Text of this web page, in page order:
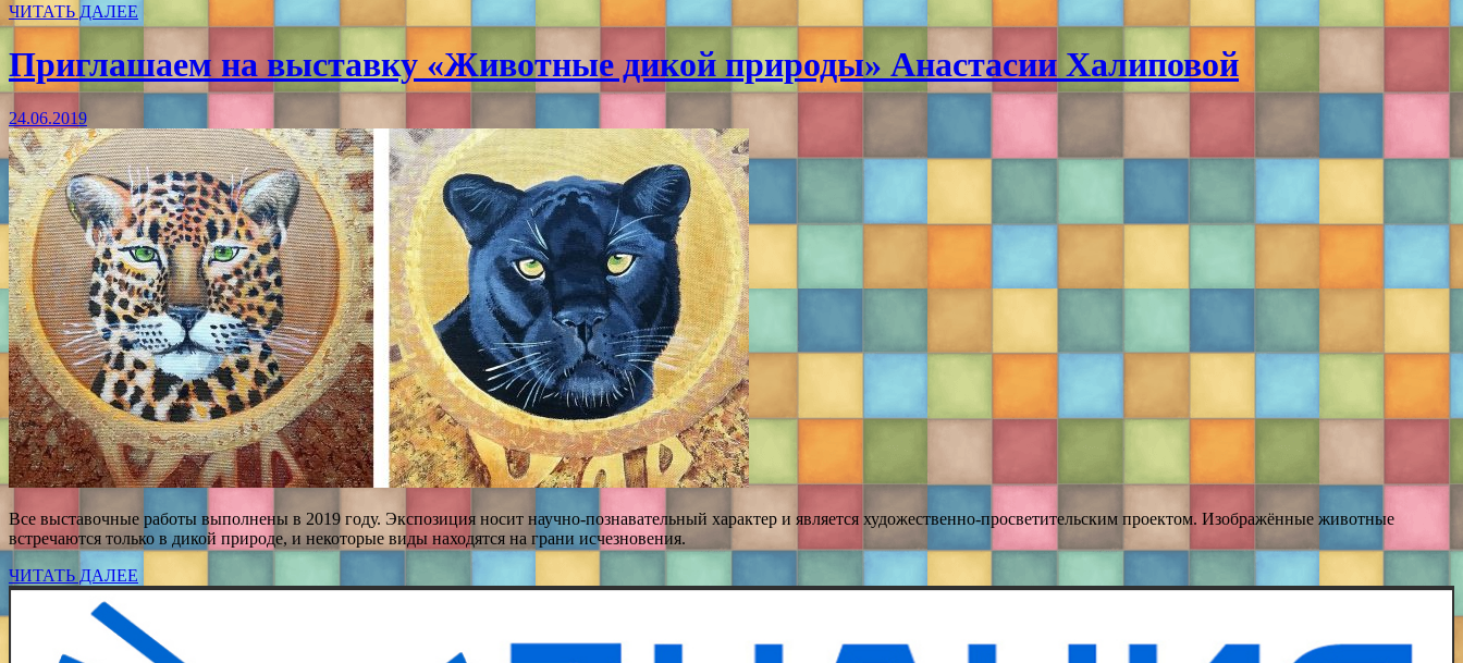
ЧИТАТЬ ДАЛЕЕ
Приглашаем на выставку «Животные дикой природы» Анастасии Халиповой
24.06.2019
Все выставочные работы выполнены в 2019 году. Экспозиция носит научно-познавательный характер и является художественно-просветительским проектом. Изображённые животные
встречаются только в дикой природе, и некоторые виды находятся на грани исчезновения.
ЧИТАТЬ ДАЛЕЕ